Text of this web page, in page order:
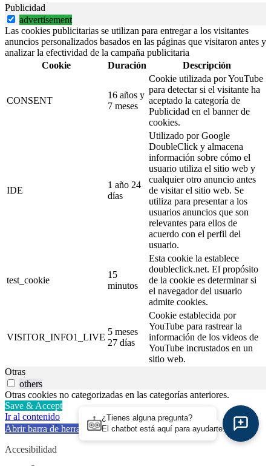
Publicidad
advertisement
Las cookies publicitarias se utilizan para entregar a los visitantes
anuncios personalizados basados en las páginas que visitaron antes y
analizar la efectividad de la campaña publicitaria
Cookie
Duración Descripción
CONSENT
16 años y
7 meses
Cookie utilizada por YouTube
para detectar si el visitante ha
aceptado la categoría de
Publicidad en el banner de
cookies.
IDE
1 año 24
días
Utilizado por Google
DoubleClick y almacena
información sobre cómo el
usuario utiliza el sitio web y
cualquier otro anuncio antes
de visitar el sitio web. Se
utiliza para presentar a los
usuarios anuncios que son
relevantes para ellos de
acuerdo con el perfil del
usuario.
test_cookie
15
minutos
Esta cookie la establece
doubleclick.net. El propósito
de la cookie es determinar si
el navegador del usuario
admite cookies.
VISITOR_INFO1_LIVE
5 meses
27 días
Cookie establecida por
YouTube para rastrear la
información de los videos de
YouTube incrustados en un
sitio web.
Otras
others
Otras cookies no categorizadas en las categorías anteriores.
Save & Accept
Ir al contenido
Abrir barra de herramientas
Accesibilidad
¿Tienes alguna pregunta?
El chatbot está aquí para ayudarte.